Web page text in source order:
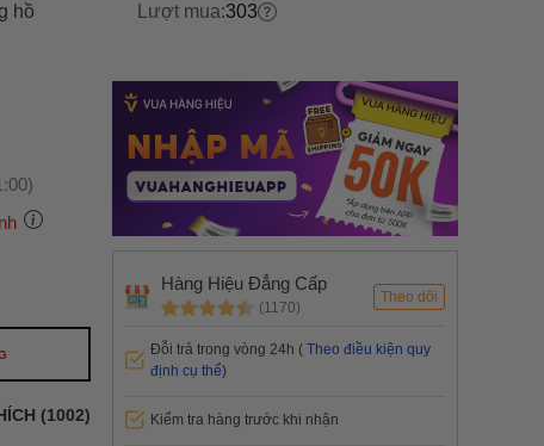
hồ Lượt mua:303
yêu cầu
(1002)
Hàng Hiệu Đẳng Cấp
(1170)
Theo dõi
Đỗi trả trong vòng 24h ( Theo điều kiện quy
định cụ thể)
Kiểm tra hàng trước khi nhận